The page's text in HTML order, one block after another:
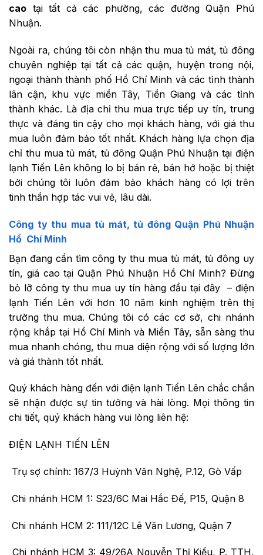
cao tại tất cả các phường, các đường Quận Phú
Nhuận.
Ngoài ra, chúng tôi còn nhận thu mua tủ mát, tủ đông
chuyên nghiệp tại tất cả các quận, huyện trong nội,
ngoại thành thành phố Hồ Chí Minh và các tỉnh thành
lân cận, khu vực miền Tây, Tiền Giang và các tỉnh
thành khác. Là địa chỉ thu mua trực tiếp uy tín, trung
thực và đáng tin cậy cho mọi khách hàng, với giá thu
mua luôn đảm bảo tốt nhất. Khách hàng lựa chọn địa
chỉ thu mua tủ mát, tủ đông Quận Phú Nhuận tại điện
lạnh Tiến Lên không lo bị bán rẻ, bán hớ hoặc bị thiệt
bởi chúng tôi luôn đảm bảo khách hàng có lợi trên
tinh thần hợp tác vui vẻ, lâu dài.
Công ty thu mua tủ mát, tủ đông Quận Phú Nhuận
Hồ Chí Minh
Bạn đang cần tìm công ty thu mua tủ mát, tủ đông uy
tín, giá cao tại Quận Phú Nhuận Hồ Chí Minh? Đừng
bỏ lỡ công ty thu mua uy tín hàng đầu tại đây – điện
lạnh Tiến Lên với hơn 10 năm kinh nghiệm trên thị
trường thu mua. Chúng tôi có các cơ sở, chi nhánh
rộng khắp tại Hồ Chí Minh và Miền Tây, sẵn sàng thu
mua nhanh chóng, thu mua diện rộng với số lượng lớn
và giá thành tốt nhất.
Quý khách hàng đến với điện lạnh Tiến Lên chắc chắn
sẽ nhận được sự tin tưởng và hài lòng. Mọi thông tin
chi tiết, quý khách hàng vui lòng liên hệ:
ĐIỆN LẠNH TIẾN LÊN
Trụ sợ chính: 167/3 Huỳnh Văn Nghệ, P.12, Gò Vấp
Chi nhánh HCM 1: S23/6C Mai Hắc Đế, P15, Quận 8
Chi nhánh HCM 2: 111/12C Lê Văn Lương, Quận 7
Chi nhánh HCM 3: 49/26A Nguyễn Thị Kiểu, P. TTH,